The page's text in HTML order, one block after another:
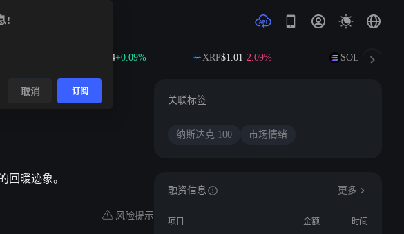
+0.09% XRP$1.01-2.09% SOL$73.23
暖迹象。
风险提示
关联标签
纳斯达克 100 市场情绪
融资信息 更多
项目 金额
时间
!
取消 订阅